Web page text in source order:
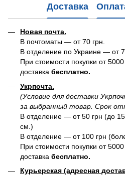
Доставка
Новая почта.
В почтоматы — от 70 грн.
В отделение по Украине — от
При стоимости покупки от
доставка бесплатно.
Укрпочта.
(Условие для доставки
за выбранный товар. Срок
В отделение — от 50 грн (до
см.)
В отделение — от 100 грн
При стоимости покупки от
доставка бесплатно.
Курьерская (адресная